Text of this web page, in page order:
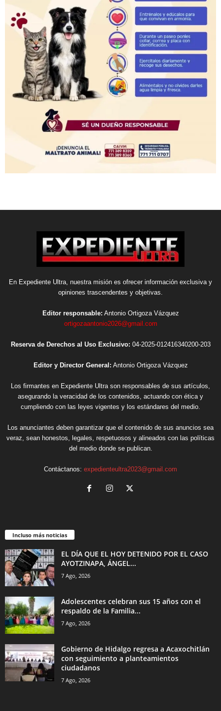
En Expediente Ultra, nuestra misión es ofrecer información exclusiva y
opiniones trascendentes y objetivas.
Editor responsable: Antonio Ortigoza Vázquez
ortigozaantonio2026@gmail.com
Reserva de Derechos al Uso Exclusivo: 04-2025-012416340200-203
Editor y Director General: Antonio Ortigoza Vázquez
Los firmantes en Expediente Ultra son responsables de sus artículos,
asegurando la veracidad de los contenidos, actuando con ética y
cumpliendo con las leyes vigentes y los estándares del medio.
Los anunciantes deben garantizar que el contenido de sus anuncios sea
veraz, sean honestos, legales, respetuosos y alineados con las políticas
del medio donde se publican.
Contáctanos: expedienteultra2023@gmail.com
Incluso más noticias
EL DÍA QUE EL HOY DETENIDO POR EL CASO
AYOTZINAPA, ÁNGEL...
7 Ago, 2026
Adolescentes celebran sus 15 años con el
respaldo de la Familia...
7 Ago, 2026
Gobierno de Hidalgo regresa a Acaxochitlán
con seguimiento a planteamientos
ciudadanos
7 Ago, 2026